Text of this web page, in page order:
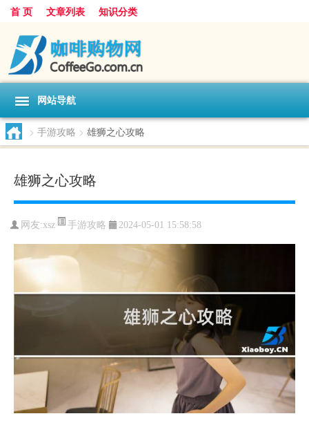
首 页 文章列表 知识分类
网站导航
> 手游攻略 > 雄狮之心攻略
雄狮之心攻略
网友:xsz 手游攻略 2024-05-01 15:58:58